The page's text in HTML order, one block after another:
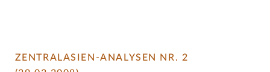
ZENTRALASIEN-ANALYSEN NR. 2